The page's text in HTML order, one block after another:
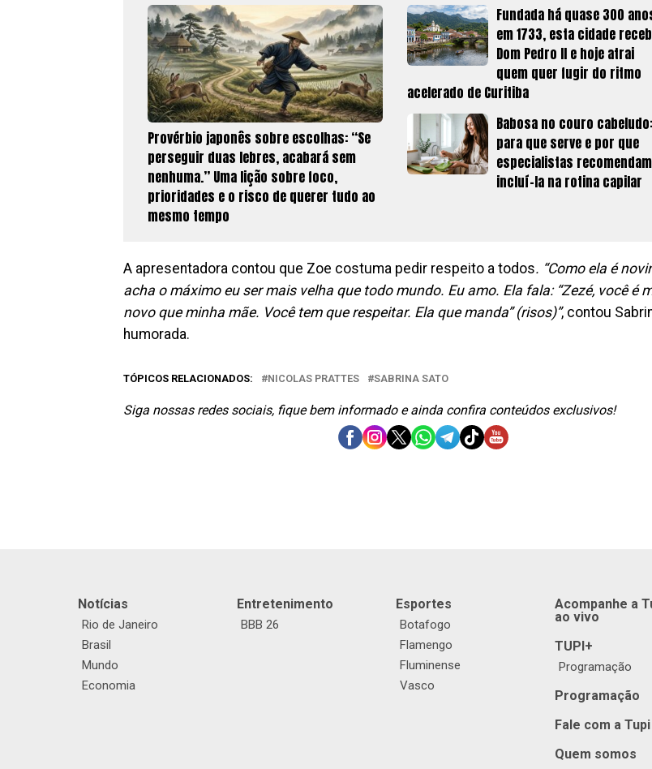
Provérbio japonês sobre escolhas: “Se
perseguir duas lebres, acabará sem
nenhuma.” Uma lição sobre foco,
prioridades e o risco de querer tudo ao
mesmo tempo
Fundada há quase 300
em 1733, esta cidade
Dom Pedro II e hoje atrai
quem quer fugir do ritmo
acelerado de Curitiba
Babosa no couro cabeludo:
para que serve e por que
especialistas recomendam
incluí-la na rotina capilar
A apresentadora contou que Zoe costuma pedir respeito a todos. “Como ela é
acha o máximo eu ser mais velha que todo mundo. Eu amo. Ela fala: “Zezé, você é
novo que minha mãe. Você tem que respeitar. Ela que manda” (risos)”, contou
humorada.
TÓPICOS RELACIONADOS: NICOLAS PRATTES SABRINA SATO
Siga nossas redes sociais, fique bem informado e ainda confira conteúdos exclusivos!
Notícias
Rio de Janeiro
Brasil
Mundo
Economia
Entretenimento
BBB 26
Esportes
Botafogo
Flamengo
Fluminense
Vasco
Acompanhe a
ao vivo
TUPI+
Programação
Programação
Fale com a Tupi
Quem somos